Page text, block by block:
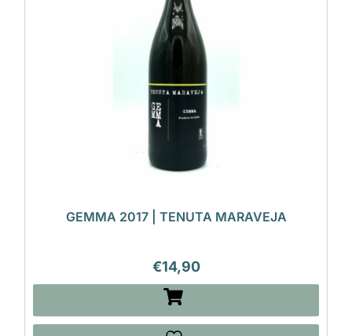
GEMMA 2017 | TENUTA MARAVEJA
€14,90